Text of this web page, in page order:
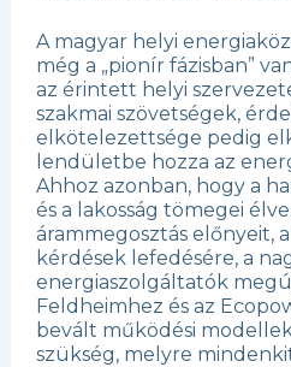
A magyar helyi
még a „pionír fázisban”
az érintett helyi
szakmai szövetségek,
elkötelezettsége pedig
lendületbe hozza az
Ahhoz azonban, hogy a
és a lakosság tömegei
árammegosztás előnyeit,
kérdések lefedésére, a
energiaszolgáltatók
Feldheimhez és az
bevált működési
szükség, melyre